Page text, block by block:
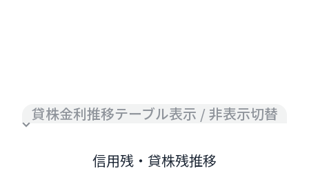
貸株金利推移テーブル表示 / 非表示切替
信用残・貸株残推移